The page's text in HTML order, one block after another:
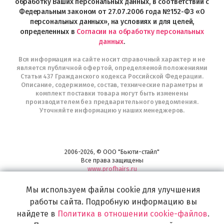
обработку Ваших персональных данных, в соответствии с
Федеральным законом от 27.07.2006 года №152-ФЗ «О
персональных данных», на условиях и для целей,
определенных в Согласии на обработку персональных
данных.
Вся информация на сайте носит справочный характер и не
является публичной офертой, определяемой положениями
Статьи 437 Гражданского кодекса Российской Федерации.
Описание, содержимое, состав, технические параметры и
комплект поставки товара могут быть изменены
производителем без предварительного уведомления.
Уточняйте информацию у наших менеджеров.
2006-2026, © ООО "Бьюти-стайл"
Все права защищены
www.profhairs.ru
воплощения
самых изысканных и необычных идей по созданию Вашего образа и стиля.
Мы используем файлы cookie для улучшения
работы сайта. Подробную информацию вы
найдете в Политика в отношении cookie-файлов.